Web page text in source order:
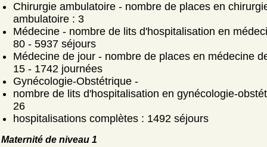
Chirurgie ambulatoire - nombre de places en
ambulatoire : 3
Médecine - nombre de lits d'hospitalisation en
80 - 5937 séjours
Médecine de jour - nombre de places en médecine
15 - 1742 journées
Gynécologie-Obstétrique -
nombre de lits d'hospitalisation en gynécologie-
26
hospitalisations complètes : 1492 séjours
Maternité de niveau 1